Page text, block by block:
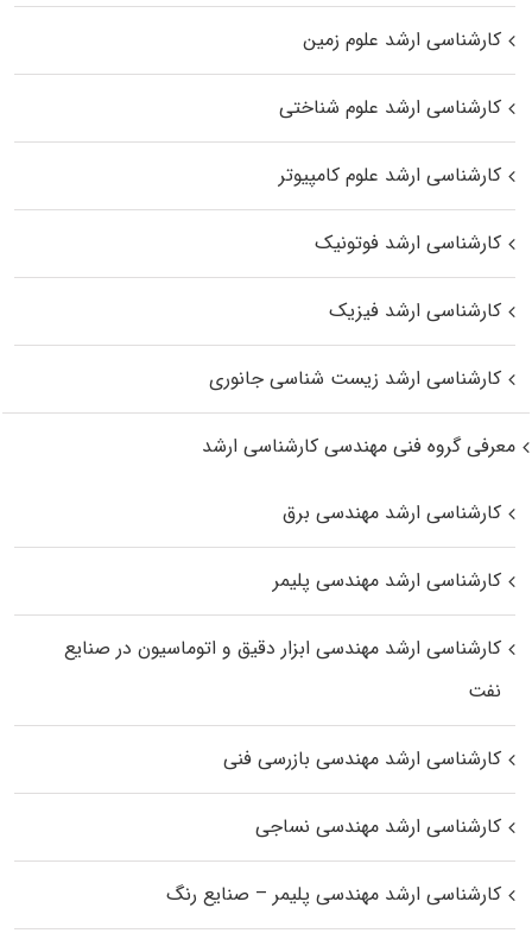
کارشناسی ارشد علوم زمین
کارشناسی ارشد علوم شناختی
کارشناسی ارشد علوم کامپیوتر
کارشناسی ارشد فوتونیک
کارشناسی ارشد فیزیک
کارشناسی ارشد زیست‌ شناسی جانوری
معرفی گروه فنی مهندسی کارشناسی ارشد
کارشناسی ارشد مهندسی برق
کارشناسی ارشد مهندسی پلیمر
کارشناسی ارشد مهندسی ابزار دقیق و اتوماسیون در صنایع
نفت
کارشناسی ارشد مهندسی بازرسی فنی
کارشناسی ارشد مهندسی نساجی
کارشناسی ارشد مهندسی پلیمر – صنایع رنگ